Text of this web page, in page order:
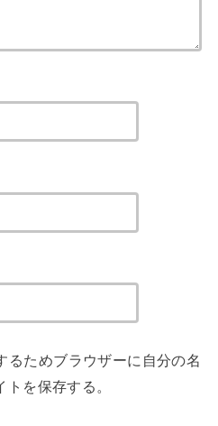
るためブラウザーに自分の名
を保存する。